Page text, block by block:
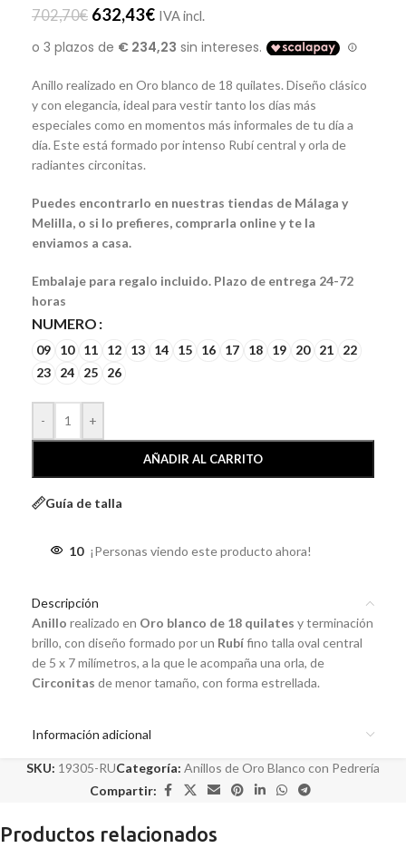
702,70€ 632,43€ IVA incl.
Anillo realizado en Oro blanco de 18 quilates. Diseño clásico
y con elegancia, ideal para vestir tanto los días más
especiales como en momentos más informales de tu día a
día. Este está formado por intenso Rubí central y orla de
radiantes circonitas.
Puedes encontrarlo en nuestras tiendas de Málaga y
Melilla, o si lo prefieres, comprarla online y te la
enviamos a casa.
Embalaje para regalo incluido. Plazo de entrega 24-72
horas
NUMERO
09 10 11 12 13 14 15 16 17 18 19 20 21
22
23
24 25 26
- +
AÑADIR AL CARRITO
Guía de talla
10 ¡Personas viendo este producto ahora!
Descripción
Anillo realizado en Oro blanco de 18 quilates y terminación
brillo, con diseño formado por un Rubífino talla oval central
de 5 x 7 milímetros, a la que le acompaña una orla, de
Circonitas de menor tamaño, con forma estrellada.
Información adicional
SKU: 19305-RUCategoría: Anillos de Oro Blanco con Pedrería
Compartir:
Productos relacionados